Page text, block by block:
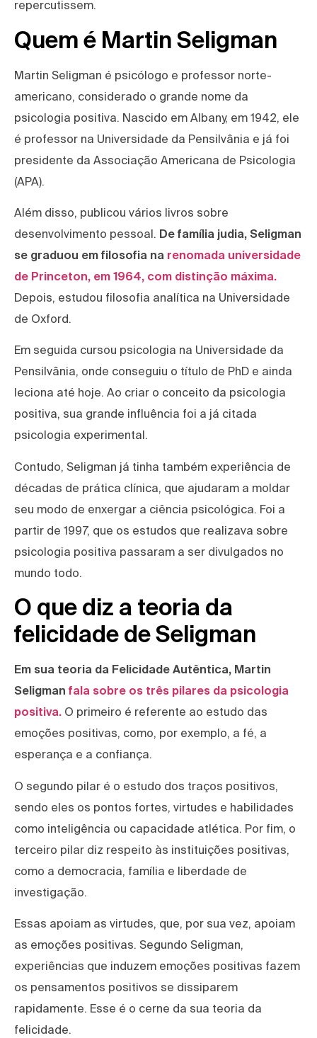
repercutissem.
Quem é Martin Seligman
Martin Seligman é psicólogo e professor norte-
americano, considerado o grande nome da
psicologia positiva. Nascido em Albany, em 1942, ele
é professor na Universidade da Pensilvânia e já foi
presidente da Associação Americana de Psicologia
(APA).
Além disso, publicou vários livros sobre
desenvolvimento pessoal. De família judia, Seligman
se graduou em filosofia na renomada universidade
de Princeton, em 1964, com distinção máxima.
Depois, estudou filosofia analítica na Universidade
de Oxford.
Em seguida cursou psicologia na Universidade da
Pensilvânia, onde conseguiu o título de PhD e ainda
leciona até hoje. Ao criar o conceito da psicologia
positiva, sua grande influência foi a já citada
psicologia experimental.
Contudo, Seligman já tinha também experiência de
décadas de prática clínica, que ajudaram a moldar
seu modo de enxergar a ciência psicológica. Foi a
partir de 1997, que os estudos que realizava sobre
psicologia positiva passaram a ser divulgados no
mundo todo.
O que diz a teoria da
felicidade de Seligman
Em sua teoria da Felicidade Autêntica, Martin
Seligman fala sobre os três pilares da psicologia
positiva. O primeiro é referente ao estudo das
emoções positivas, como, por exemplo, a fé, a
esperança e a confiança.
O segundo pilar é o estudo dos traços positivos,
sendo eles os pontos fortes, virtudes e habilidades
como inteligência ou capacidade atlética. Por fim, o
terceiro pilar diz respeito às instituições positivas,
como a democracia, família e liberdade de
investigação.
Essas apoiam as virtudes, que, por sua vez, apoiam
as emoções positivas. Segundo Seligman,
experiências que induzem emoções positivas fazem
os pensamentos positivos se dissiparem
rapidamente. Esse é o cerne da sua teoria da
felicidade.